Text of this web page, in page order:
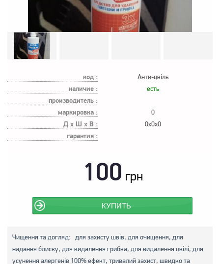
код : Анти-цвіль
наличие : есть
производитель :
маркировка :
0
Д х Ш х В : 0x0x0
гарантия :
100 грн
КУПИТЬ
Чищення та догляд: для захисту швів, для очищення, для
надання блиску, для видалення грибка, для видалення цвілі, для
усунення алергенів 100% ефект, тривалий захист, швидко та